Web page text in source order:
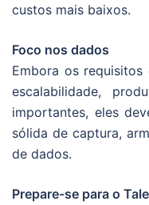
custos mais baixos.
Foco nos dados
Embora os
escalabilidade,
importantes, eles
sólida de captura,
de dados.
Prepare-se para o